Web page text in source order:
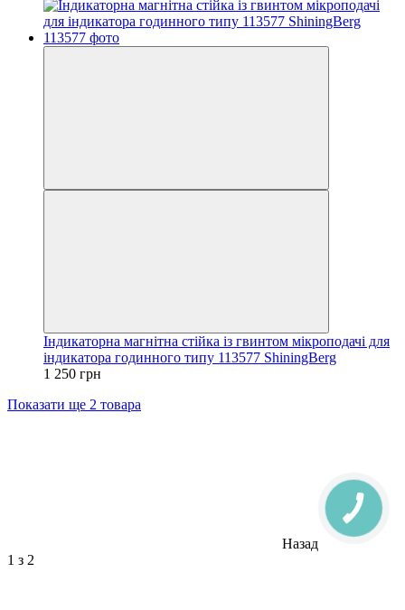
Індикаторна магнітна стійка із гвинтом мікроподачі для
індикатора годинного типу 113577 ShiningBerg
1 250 грн
Показати ще 2 товара
Назад
1 з 2